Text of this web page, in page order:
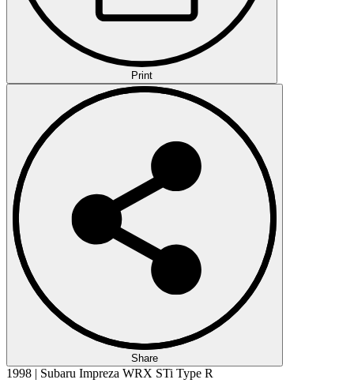
Print
Share
1998 | Subaru Impreza WRX STi Type R